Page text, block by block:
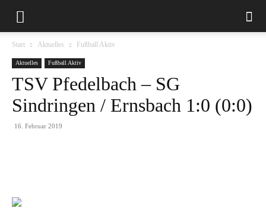
Start Aktuelles Fußball Aktiv
Aktuelles Fußball Aktiv
TSV Pfedelbach – SG
Sindringen / Ernsbach 1:0 (0:0)
16. Februar 2019